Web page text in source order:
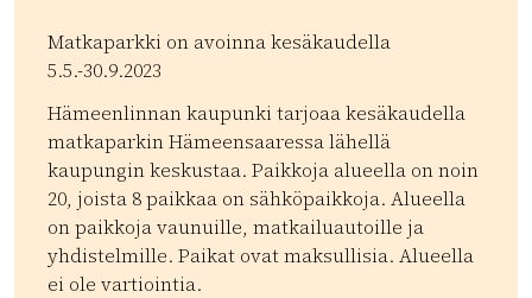
Matkaparkki on avoinna kesäkaudella
5.5.-30.9.2023
Hämeenlinnan kaupunki tarjoaa kesäkaudella
matkaparkin Hämeensaaressa lähellä
kaupungin keskustaa. Paikkoja alueella on noin
20, joista 8 paikkaa on sähköpaikkoja. Alueella
on paikkoja vaunuille, matkailuautoille ja
yhdistelmille. Paikat ovat maksullisia. Alueella
ei ole vartiointia.